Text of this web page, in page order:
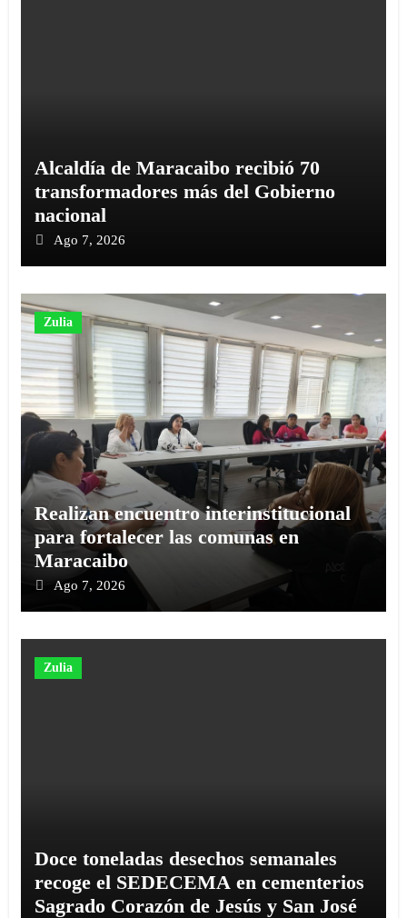
Alcaldía de Maracaibo recibió 70
transformadores más del Gobierno
nacional
Ago 7, 2026
Zulia
Realizan encuentro interinstitucional
para fortalecer las comunas en
Maracaibo
Ago 7, 2026
Zulia
Doce toneladas desechos semanales
recoge el SEDECEMA en cementerios
Sagrado Corazón de Jesús y San José